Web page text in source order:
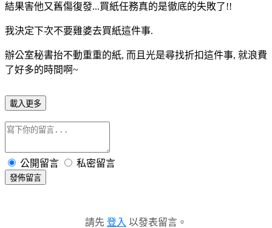
結果害他又舊傷復發...買紙任務真的是徹底的失敗了!!
我決定下次不要雞婆去買紙這件事.
辦公室秘書抬不動重重的紙, 而且光是尋找折扣這件事, 就浪費
了好多的時間啊~
載入更多
公開留言 私密留言
發佈留言
請先 登入 以發表留言。